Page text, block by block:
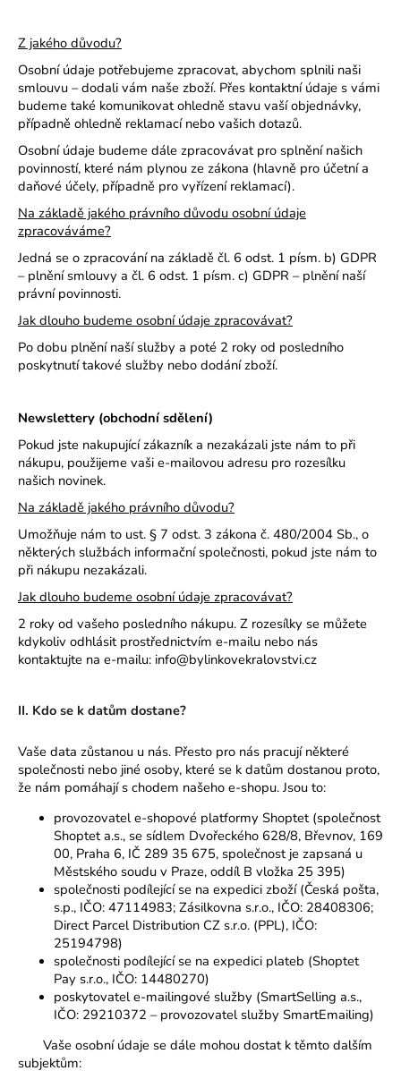
Z jakého důvodu?
Osobní údaje potřebujeme zpracovat, abychom splnili naši
smlouvu – dodali vám naše zboží. Přes kontaktní údaje s vámi
budeme také komunikovat ohledně stavu vaší objednávky,
případně ohledně reklamací nebo vašich dotazů.
Osobní údaje budeme dále zpracovávat pro splnění našich
povinností, které nám plynou ze zákona (hlavně pro účetní a
daňové účely, případně pro vyřízení reklamací).
Na základě jakého právního důvodu osobní údaje
zpracováváme?
Jedná se o zpracování na základě čl. 6 odst. 1 písm. b) GDPR
– plnění smlouvy a čl. 6 odst. 1 písm. c) GDPR – plnění naší
právní povinnosti.
Jak dlouho budeme osobní údaje zpracovávat?
Po dobu plnění naší služby a poté 2 roky od posledního
poskytnutí takové služby nebo dodání zboží.
Newslettery (obchodní sdělení)
Pokud jste nakupující zákazník a nezakázali jste nám to při
nákupu, použijeme vaši e-mailovou adresu pro rozesílku
našich novinek.
Na základě jakého právního důvodu?
Umožňuje nám to ust. § 7 odst. 3 zákona č. 480/2004 Sb., o
některých službách informační společnosti, pokud jste nám to
při nákupu nezakázali.
Jak dlouho budeme osobní údaje zpracovávat?
2 roky od vašeho posledního nákupu. Z rozesílky se můžete
kdykoliv odhlásit prostřednictvím e-mailu nebo nás
kontaktujte na e-mailu: info@bylinkovekralovstvi.cz
II. Kdo se k datům dostane?
Vaše data zůstanou u nás. Přesto pro nás pracují některé
společnosti nebo jiné osoby, které se k datům dostanou proto,
že nám pomáhají s chodem našeho e-shopu. Jsou to:
provozovatel e-shopové platformy Shoptet (společnost
Shoptet a.s., se sídlem Dvořeckého 628/8, Břevnov, 169
00, Praha 6, IČ 289 35 675, společnost je zapsaná u
Městského soudu v Praze, oddíl B vložka 25 395)
společnosti podílející se na expedici zboží (Česká pošta,
s.p., IČO: 47114983; Zásilkovna s.r.o., IČO: 28408306;
Direct Parcel Distribution CZ s.r.o. (PPL), IČO:
25194798)
společnosti podílející se na expedici plateb (Shoptet
Pay s.r.o., IČO: 14480270)
poskytovatel e-mailingové služby (SmartSelling a.s.,
IČO: 29210372 – provozovatel služby SmartEmailing)
Vaše osobní údaje se dále mohou dostat k těmto dalším
subjektům: